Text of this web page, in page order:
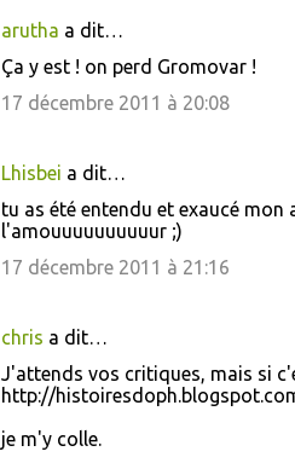
arutha a dit…
Ça y est ! on perd Gromovar !
17 décembre 2011 à 20:08
Lhisbei a dit…
tu as été entendu et exaucé
l'amouuuuuuuuuur ;)
17 décembre 2011 à 21:16
chris a dit…
J'attends vos critiques, mais si
http://
je m'y colle.